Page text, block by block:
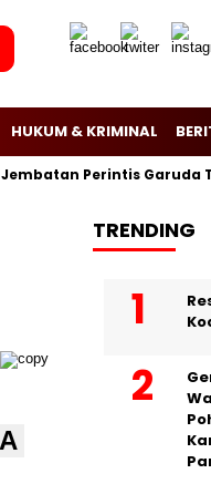
HUKUM & KRIMINAL
Perintis Garuda
A
TRENDING